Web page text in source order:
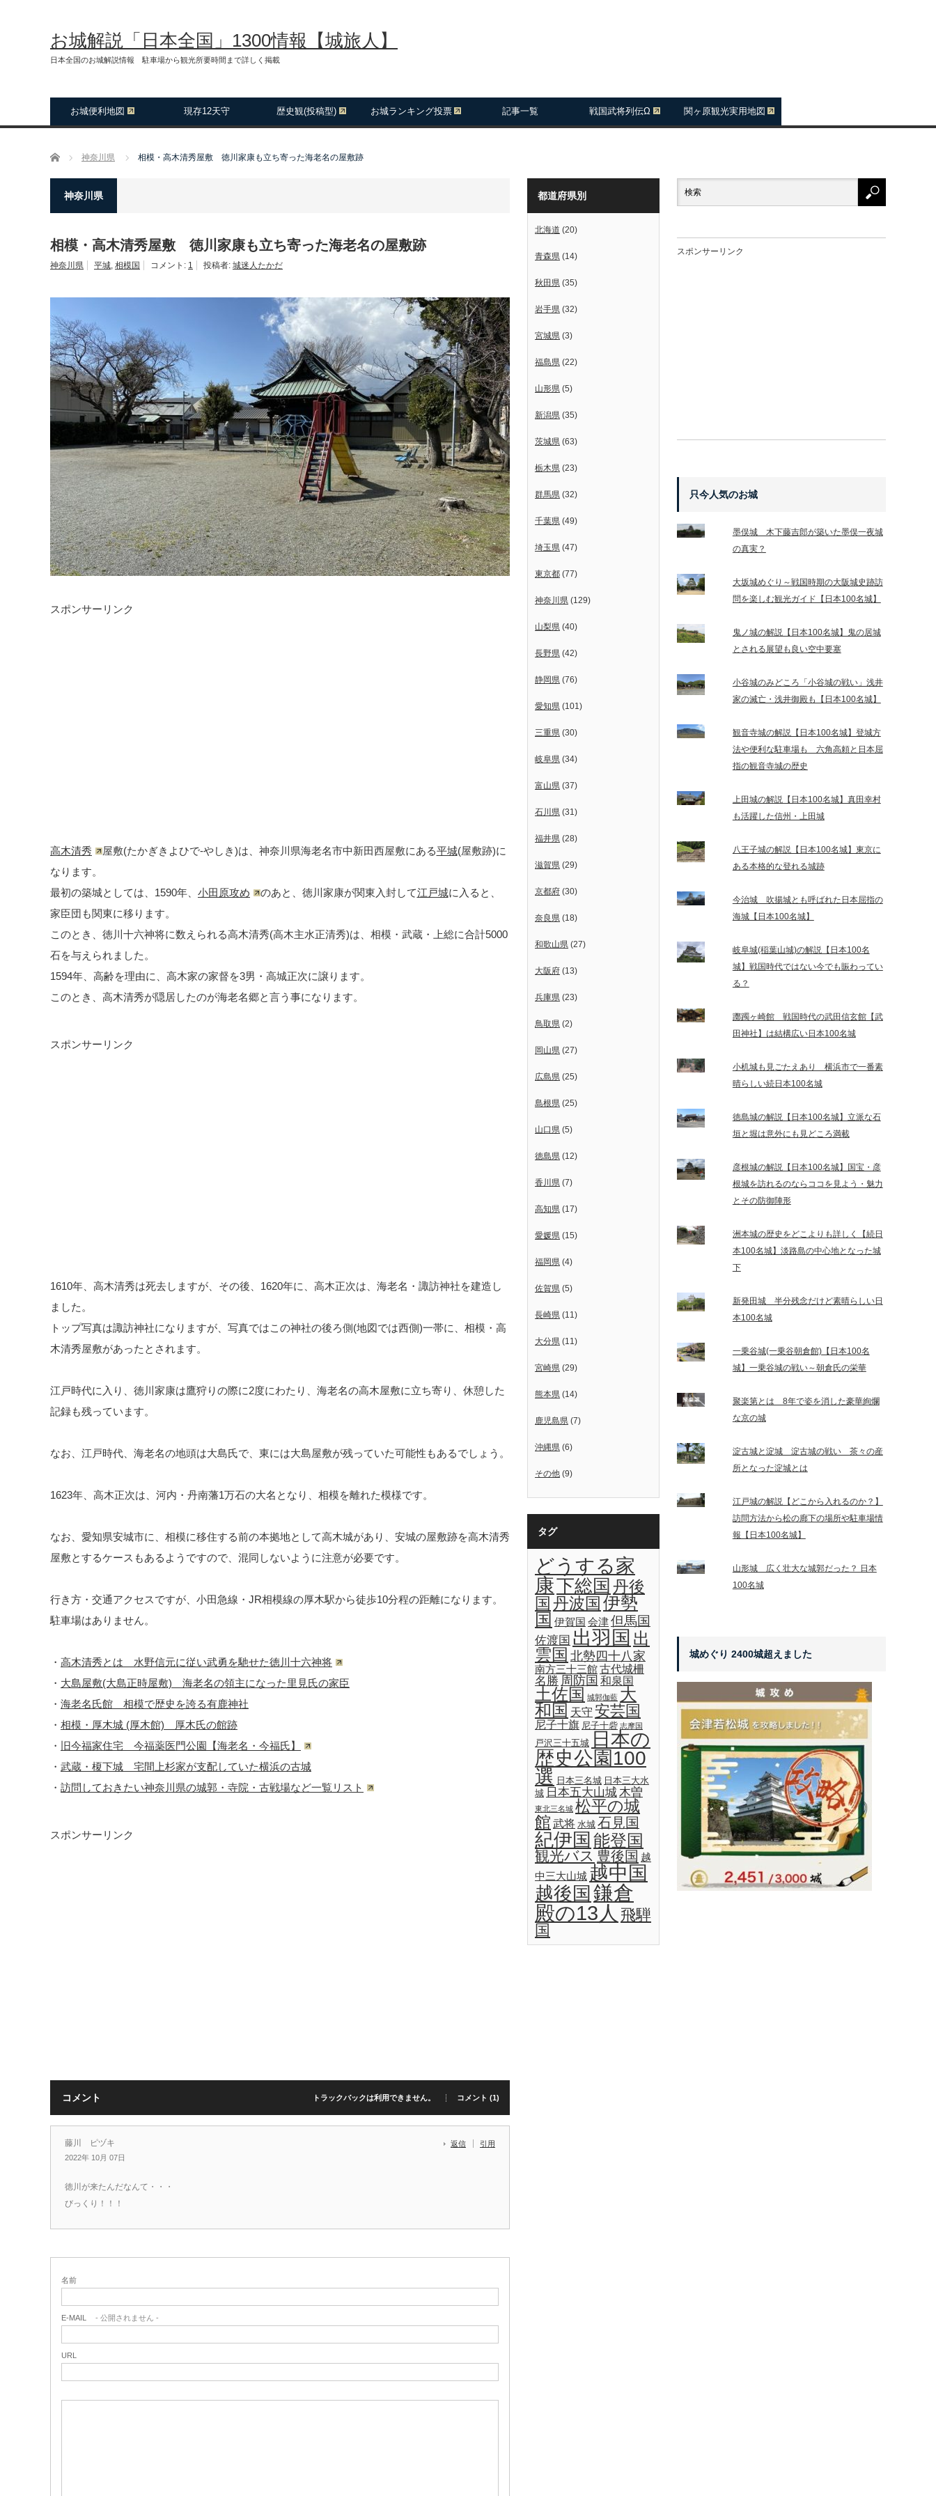
お城解説「日本全国」1300情報【城旅人】
日本全国のお城解説情報 駐車場から観光所要時間まで詳しく掲載
お城便利地図 現存12天守 歴史観(投稿型) お城ランキング投票 記事一覧 戦国武将列伝Ω 関ヶ原観光実用地図
ホーム 神奈川県 相模・高木清秀屋敷 徳川家康も立ち寄った海老名の屋敷跡
神奈川県
相模・高木清秀屋敷 徳川家康も立ち寄った海老名の屋敷跡
神奈川県 平城, 相模国 コメント: 1 投稿者: 城迷人たかだ
スポンサーリンク
高木清秀 屋敷(たかぎきよひで-やしき)は、神奈川県海老名市中新田西屋敷にある平城(屋敷跡)に
なります。
最初の築城としては、1590年、 小田原攻め のあと、徳川家康が関東入封して江戸城に入ると、
家臣団も関東に移ります。
このとき、徳川十六神将に数えられる高木清秀(高木主水正清秀)は、相模・武蔵・上総に合計5000
石を与えられました。
1594年、高齢を理由に、高木家の家督を3男・高城正次に譲ります。
このとき、高木清秀が隠居したのが海老名郷と言う事になります。
スポンサーリンク
1610年、高木清秀は死去しますが、その後、1620年に、高木正次は、海老名・諏訪神社を建造し
ました。
トップ写真は諏訪神社になりますが、写真ではこの神社の後ろ側(地図では西側)一帯に、相模・高
木清秀屋敷があったとされます。
江戸時代に入り、徳川家康は鷹狩りの際に2度にわたり、海老名の高木屋敷に立ち寄り、休憩した
記録も残っています。
なお、江戸時代、海老名の地頭は大島氏で、東には大島屋敷が残っていた可能性もあるでしょう。
1623年、高木正次は、河内・丹南藩1万石の大名となり、相模を離れた模様です。
なお、愛知県安城市に、相模に移住する前の本拠地として高木城があり、安城の屋敷跡を高木清秀
屋敷とするケースもあるようですので、混同しないように注意が必要です。
行き方・交通アクセスですが、小田急線・JR相模線の厚木駅から徒歩10分程の距離になります。
駐車場はありません。
・ 高木清秀とは 水野信元に従い武勇を馳せた徳川十六神将
・ 大島屋敷(大島正時屋敷) 海老名の領主になった里見氏の家臣
・ 海老名氏館 相模で歴史を誇る有鹿神社
・ 相模・厚木城 (厚木館) 厚木氏の館跡
・
旧今福家住宅 今福薬医門公園【海老名・今福氏】
・ 武蔵・榎下城 宅間上杉家が支配していた横浜の古城
・ 訪問しておきたい神奈川県の城郭・寺院・古戦場など一覧リスト
スポンサーリンク
コメント トラックバックは利用できません。 コメント (1)
藤川 ピヅキ
2022年 10月 07日
返信 引用
徳川が来たんだなんて・・・
びっくり！！！
名前
E-MAIL - 公開されません -
URL
都道府県別
北海道 (20)
青森県 (14)
秋田県 (35)
岩手県 (32)
宮城県 (3)
福島県 (22)
山形県 (5)
新潟県 (35)
茨城県 (63)
栃木県 (23)
群馬県 (32)
千葉県 (49)
埼玉県 (47)
東京都 (77)
神奈川県 (129)
山梨県 (40)
長野県 (42)
静岡県 (76)
愛知県 (101)
三重県 (30)
岐阜県 (34)
富山県 (37)
石川県 (31)
福井県 (28)
滋賀県 (29)
京都府 (30)
奈良県 (18)
和歌山県 (27)
大阪府 (13)
兵庫県 (23)
鳥取県 (2)
岡山県 (27)
広島県 (25)
島根県 (25)
山口県 (5)
徳島県 (12)
香川県 (7)
高知県 (17)
愛媛県 (15)
福岡県 (4)
佐賀県 (5)
長崎県 (11)
大分県 (11)
宮崎県 (29)
熊本県 (14)
鹿児島県 (7)
沖縄県 (6)
その他 (9)
タグ
どうする家
康下総国 丹後
国 丹波国 伊勢
国 伊賀国 会津但馬国
佐渡国 出羽国 出
雲国 北勢四十八家
南方三十三館古代城柵
名勝 周防国 和泉国
土佐国 城郭伽藍 大
和国 天守 安芸国
尼子十旗 尼子十砦 志摩国
戸沢三十五城 日本の
歴史公園100
選 日本三名城 日本三大水
城 日本五大山城木曽
東北三名城 松平の城
館 武将 水城 石見国
紀伊国 能登国
観光バス 豊後国 越
中三大山城 越中国
越後国 鎌倉
殿の13人 飛騨
国
スポンサーリンク
只今人気のお城
墨俣城 木下藤吉郎が築いた墨俣一夜城
の真実？
大坂城めぐり～戦国時期の大阪城史跡訪
問を楽しむ観光ガイド【日本100名城】
鬼ノ城の解説【日本100名城】鬼の居城
とされる展望も良い空中要塞
小谷城のみどころ「小谷城の戦い」浅井
家の滅亡・浅井御殿も【日本100名城】
観音寺城の解説【日本100名城】登城方
法や便利な駐車場も 六角高頼と日本屈
指の観音寺城の歴史
上田城の解説【日本100名城】真田幸村
も活躍した信州・上田城
八王子城の解説【日本100名城】東京に
ある本格的な登れる城跡
今治城 吹揚城とも呼ばれた日本屈指の
海城【日本100名城】
岐阜城(稲葉山城)の解説【日本100名
城】戦国時代ではない今でも賑わってい
る？
躑躅ヶ崎館 戦国時代の武田信玄館【武
田神社】は結構広い日本100名城
小机城も見ごたえあり 横浜市で一番素
晴らしい続日本100名城
徳島城の解説【日本100名城】立派な石
垣と堀は意外にも見どころ満載
彦根城の解説【日本100名城】国宝・彦
根城を訪れるのならココを見よう・魅力
とその防御陣形
洲本城の歴史をどこよりも詳しく【続日
本100名城】淡路島の中心地となった城
下
新発田城 半分残念だけど素晴らしい日
本100名城
一乗谷城(一乗谷朝倉館)【日本100名
城】一乗谷城の戦い～朝倉氏の栄華
聚楽第とは 8年で姿を消した豪華絢爛
な京の城
淀古城と淀城 淀古城の戦い 茶々の産
所となった淀城とは
江戸城の解説【どこから入れるのか？】
訪問方法から松の廊下の場所や駐車場情
報【日本100名城】
山形城 広く壮大な城郭だった？ 日本
100名城
城めぐり 2400城超えました